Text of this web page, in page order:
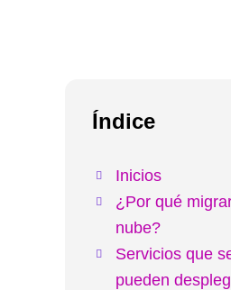
Índice
Inicios
¿Por qué
nube?
Servicios que
pueden